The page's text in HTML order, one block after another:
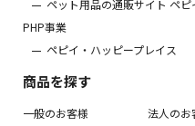
ペット用品の通販サイト ペピ
PHP事業
ペピイ・ハッピープレイス
商品を探す
一般のお客様
法人のお